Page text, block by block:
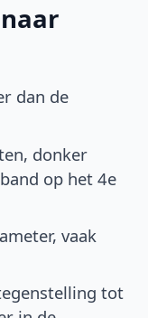
dan de
donker
op het 4e
vaak
tot